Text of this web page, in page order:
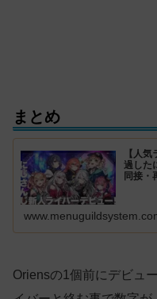
まとめ
【人
過した
同接・
Oriensの1個前にデビュ